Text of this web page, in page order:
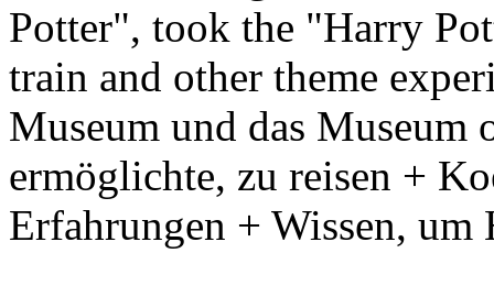
Potter", took the "Harry
train and other theme
Museum und das Museum
ermöglichte, zu reisen +
Erfahrungen + Wissen, um